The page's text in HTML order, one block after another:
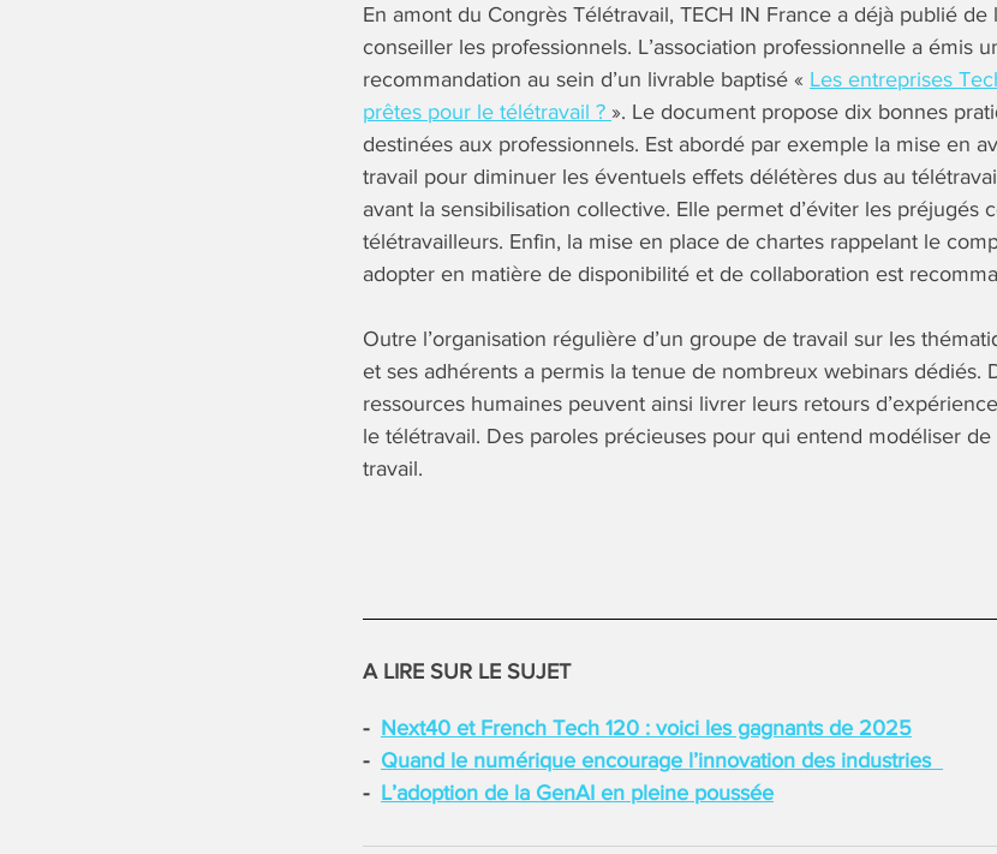
En amont du Congrès Télétravail, TECH IN France a déjà publié
conseiller les professionnels. L’association professionnelle a émis
recommandation au sein d’un livrable baptisé « Les entreprises
prêtes pour le télétravail ? ». Le document propose dix bonnes
destinées aux professionnels. Est abordé par exemple la mise en
travail pour diminuer les éventuels effets délétères dus au
avant la sensibilisation collective. Elle permet d’éviter les préjugés
télétravailleurs. Enfin, la mise en place de chartes rappelant le
adopter en matière de disponibilité et de collaboration est
Outre l’organisation régulière d’un groupe de travail sur les
et ses adhérents a permis la tenue de nombreux webinars dédiés.
ressources humaines peuvent ainsi livrer leurs retours
le télétravail. Des paroles précieuses pour qui entend modéliser
travail.
A LIRE SUR LE SUJET
Next40 et French Tech 120 : voici les gagnants de 2025
Quand le numérique encourage l’innovation des industries
L’adoption de la GenAI en pleine poussée